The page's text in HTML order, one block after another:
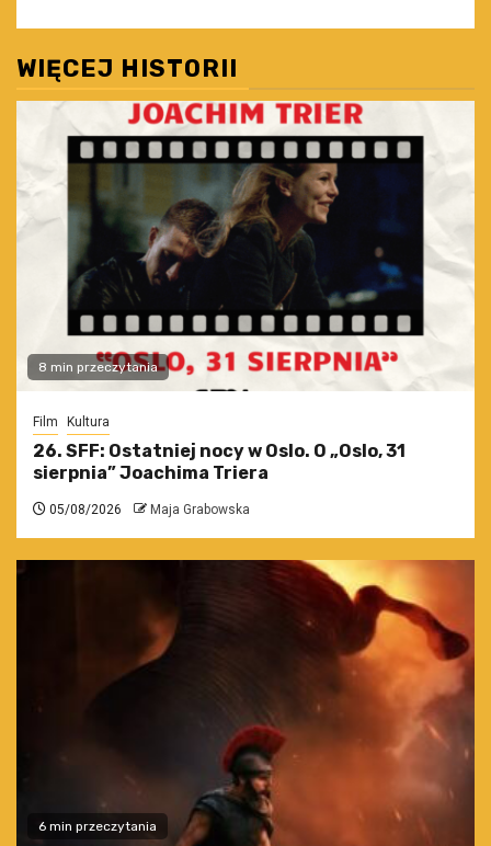
WIĘCEJ HISTORII
8 min przeczytania
Film Kultura
26. SFF: Ostatniej nocy w Oslo. O „Oslo, 31
sierpnia” Joachima Triera
05/08/2026 Maja Grabowska
6 min przeczytania